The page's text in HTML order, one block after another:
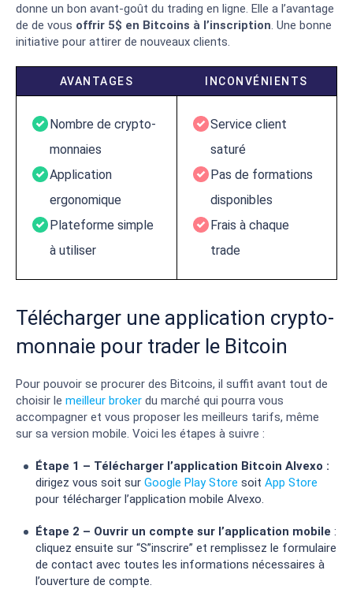
donne un bon avant-goût du trading en ligne. Elle a l’avantage
de de vous offrir 5$ en Bitcoins à l’inscription. Une bonne
initiative pour attirer de nouveaux clients.
AVANTAGES INCONVÉNIENTS
Nombre de crypto-
monnaies
Application
ergonomique
Plateforme simple
à utiliser
Service client
saturé
Pas de formations
disponibles
Frais à chaque
trade
Télécharger une application crypto-
monnaie pour trader le Bitcoin
Pour pouvoir se procurer des Bitcoins, il suffit avant tout de
choisir le meilleur broker du marché qui pourra vous
accompagner et vous proposer les meilleurs tarifs, même
sur sa version mobile. Voici les étapes à suivre :
Étape 1 – Télécharger l’application Bitcoin Alvexo :
dirigez vous soit sur Google Play Store soit App Store
pour télécharger l’application mobile Alvexo.
Étape 2 – Ouvrir un compte sur l’application mobile :
cliquez ensuite sur “S”inscrire” et remplissez le formulaire
de contact avec toutes les informations nécessaires à
l’ouverture de compte.